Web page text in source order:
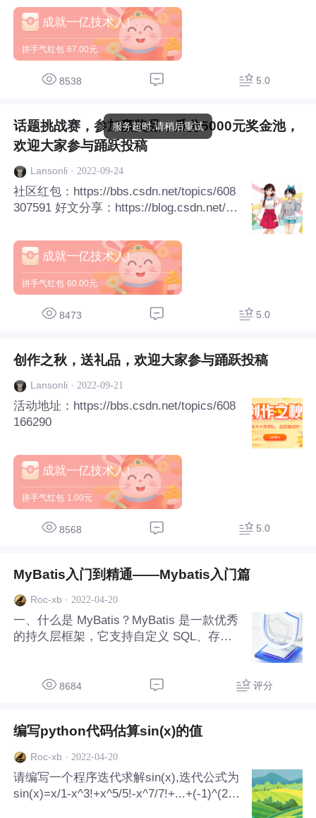
成就一亿技术人!
拼手气红包 67.00元
8538 5.0
话题挑战赛，参加赢奖品，瓜分5000元奖金池，
欢迎大家参与踊跃投稿
Lansonli · 2022-09-24
社区红包：https://bbs.csdn.net/topics/608
307591 好文分享：https://blog.csdn.net/xia
址：https://activ
成就一亿技术人!
拼手气红包 60.00元
8473 5.0
创作之秋，送礼品，欢迎大家参与踊跃投稿
Lansonli · 2022-09-21
活动地址：https://bbs.csdn.net/topics/608
166290
成就一亿技术人!
拼手气红包 1.00元
8568 5.0
MyBatis入门到精通——Mybatis入门篇
Roc-xb · 2022-04-20
一、什么是 MyBatis？MyBatis 是一款优秀
的持久层框架，它支持自定义 SQL、存储
集的工作。MyBatis 可以通过简单的 XML
式 Java 对象）为数据库中的记录。二、入
门案例（1）创建maven项目在此之前，需
要提前配置好java环境变量和maven环境变
量。..
8684 评分
编写python代码估算sin(x)的值
Roc-xb · 2022-04-20
请编写一个程序迭代求解sin(x),迭代公式为
sin(x)=x/1-x^3!+x^5/5!-x^7/7!+...+(-1)^(2n-
服务超时,请稍后重试